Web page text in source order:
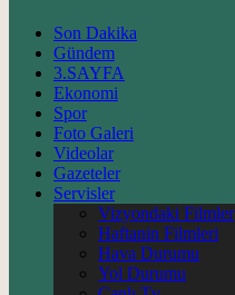
Son Dakika
Gündem
3.SAYFA
Ekonomi
Spor
Foto Galeri
Videolar
Gazeteler
Servisler
Vizyondaki Filmler
Haftanin Filmleri
Hava Durumu
Yol Durumu